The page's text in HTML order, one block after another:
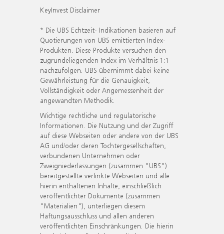
KeyInvest Disclaimer
* Die UBS Echtzeit- Indikationen basieren auf
Quotierungen von UBS emittierten Index-
Produkten. Diese Produkte versuchen den
zugrundeliegenden Index im Verhältnis 1:1
nachzufolgen. UBS übernimmt dabei keine
Gewährleistung für die Genauigkeit,
Vollständigkeit oder Angemessenheit der
angewandten Methodik.
Wichtige rechtliche und regulatorische
Informationen. Die Nutzung und der Zugriff
auf diese Webseiten oder andere von der UBS
AG und/oder deren Tochtergesellschaften,
verbundenen Unternehmen oder
Zweigniederlassungen (zusammen "UBS")
bereitgestellte verlinkte Webseiten und alle
hierin enthaltenen Inhalte, einschließlich
veröffentlichter Dokumente (zusammen
"Materialien"), unterliegen diesem
Haftungsausschluss und allen anderen
veröffentlichten Einschränkungen. Die hierin